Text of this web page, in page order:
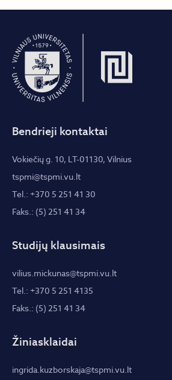
Bendrieji kontaktai
Vokiečių g. 10, LT-01130, Vilnius
tspmi@tspmi.vu.lt
Tel.: +370 5 251 41 30
Faks.: (5) 251 41 34
Studijų klausimais
vilius.mickunas@tspmi.vu.lt
Tel.: +370 5 251 4135
Faks.: (5) 251 41 34
Žiniasklaidai
ingrida.kuzborskaja@tspmi.vu.lt